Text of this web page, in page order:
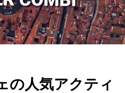
の人気アクティ